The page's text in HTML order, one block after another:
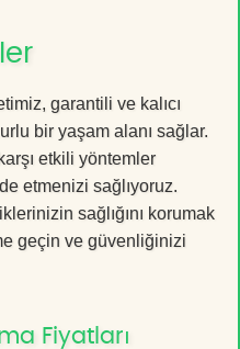
garantili ve kalıcı
bir yaşam alanı sağlar.
etkili yöntemler
etmenizi sağlıyoruz.
sağlığını korumak
geçin ve güvenliğinizi
Fiyatları